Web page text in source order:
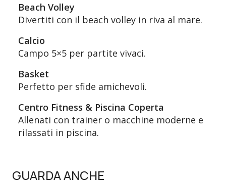
Beach Volley
Divertiti con il beach volley in riva al mare.
Calcio
Campo 5×5 per partite vivaci.
Basket
Perfetto per sfide amichevoli.
Centro Fitness & Piscina Coperta
Allenati con trainer o macchine moderne e
rilassati in piscina.
GUARDA ANCHE